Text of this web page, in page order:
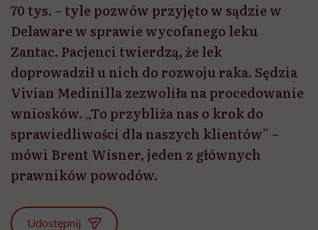
70 tys. – tyle pozwów przyjęto w sądzie w
Delaware w sprawie wycofanego leku
Zantac. Pacjenci twierdzą, że lek
doprowadził u nich do rozwoju raka. Sędzia
Vivian Medinilla zezwoliła na procedowanie
wniosków. „To przybliża nas o krok do
sprawiedliwości dla naszych klientów” –
mówi Brent Wisner, jeden z głównych
prawników powodów.
Udostępnij